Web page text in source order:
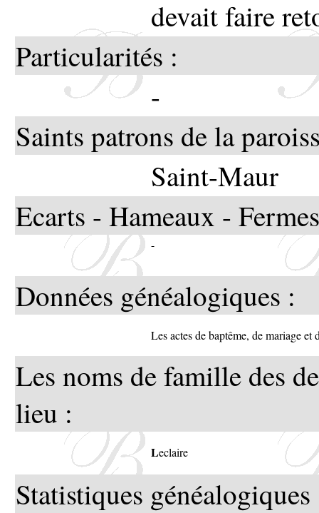
devait faire
Particularités :
-
Saints patrons de la
Saint-Maur
Ecarts - Hameaux -
-
Données généalogiques :
Les actes de baptême, de mariage
Les noms de famille des
lieu :
Leclaire
Statistiques